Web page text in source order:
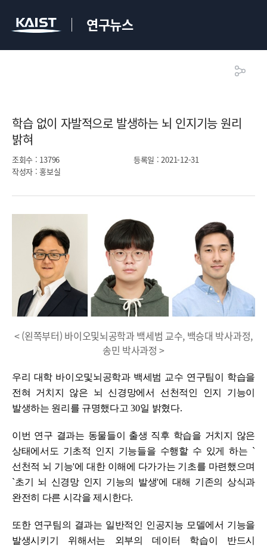
연구뉴스
학습 없이 자발적으로 발생하는 뇌 인지기능 원리
밝혀​
조회수 : 13796 등록일 : 2021-12-31
작성자 : 홍보실
< (왼쪽부터) 바이오및뇌공학과 백세범 교수, 백승대 박사과정,
송민 박사과정 >
우리 대학 바이오및뇌공학과 백세범 교수 연구팀이 학습을
전혀 거치지 않은 뇌 신경망에서 선천적인 인지 기능이
발생하는 원리를 규명했다고30일 밝혔다.
이번 연구 결과는 동물들이 출생 직후 학습을 거치지 않은
상태에서도 기초적 인지 기능들을 수행할 수 있게 하는 `
선천적 뇌 기능'에 대한 이해에 다가가는 기초를 마련했으며
`초기 뇌 신경망 인지 기능의 발생'에 대해 기존의 상식과
완전히 다른 시각을 제시한다.
또한 연구팀의 결과는 일반적인 인공지능 모델에서 기능을
발생시키기 위해서는 외부의 데이터 학습이 반드시